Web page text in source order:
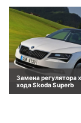
Замена регулятора
хода Skoda Superb